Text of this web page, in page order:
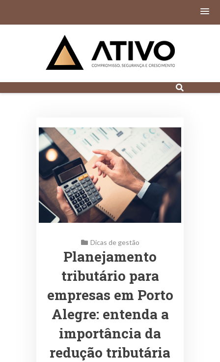
Contabilidade
Digital em Porto
Dicas de gestão
Planejamento
tributário para
empresas em Porto
Alegre: entenda a
importância da
redução tributária